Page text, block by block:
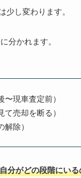
し変わります。
分かれます。
現車査定前）
売却を断る）
除）
分がどの段階にい